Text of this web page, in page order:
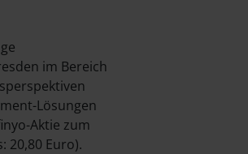
im Bereich
Lösungen
Aktie zum
20,80 Euro).